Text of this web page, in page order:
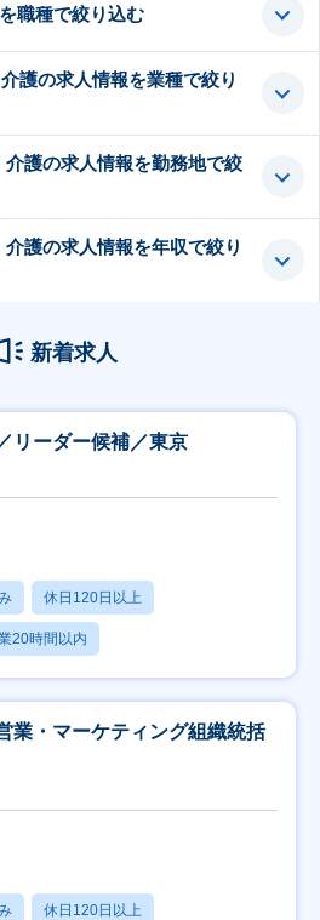
職種で絞り込む
護の求人情報を業種で絞り
介護の求人情報を勤務地で絞
護の求人情報を年収で絞り
新着求人
リーダー候補／東京
休日120日以上
20時間以内
業・マーケティング組織統括
休日120日以上